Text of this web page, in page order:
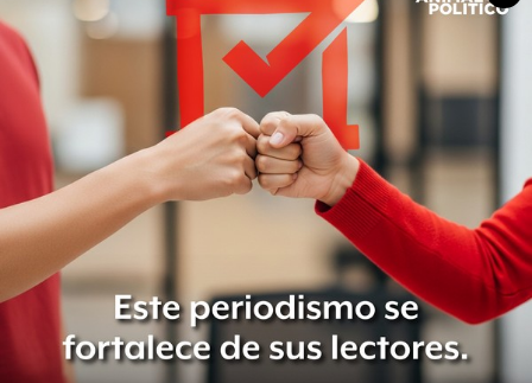
Creció notablemente desde 2001, cuando China se
incorporó a la Organización Mundial de Comercio y
comenzó a mejorar de forma significativa su posición y
sus relaciones con buena parte del mundo.
3. Empleos en riesgo
Hay preocupaciones de que los aranceles también
afecten a los empleos en EE.UU.